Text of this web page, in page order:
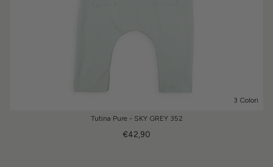
3 Colori
Tutina Pure - SKY GREY 352
€42,90